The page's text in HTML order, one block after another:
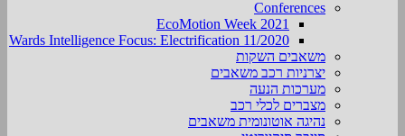
Conferences
EcoMotion Week 2021
Wards Intelligence Focus: Electrification 11/2020
משאבים השקות
יצרניות רכב משאבים
מערכות הנעה
מצברים לכלי רכב
נהיגה אוטונומית משאבים